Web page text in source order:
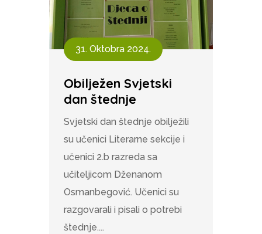
31. Oktobra 2024.
Obilježen Svjetski
dan štednje
Svjetski dan štednje obilježili
su učenici Literarne sekcije i
učenici 2.b razreda sa
učiteljicom Dženanom
Osmanbegović. Učenici su
razgovarali i pisali o potrebi
štednje....